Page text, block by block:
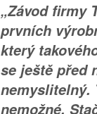
„Závod firmy
prvních
který
se ještě před
nemyslitelný.
nemožné.